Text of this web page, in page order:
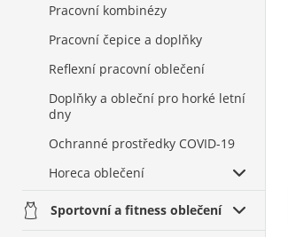
Pracovní kombinézy
Pracovní čepice a doplňky
Reflexní pracovní oblečení
Doplňky a obleční pro horké letní
dny
Ochranné prostředky COVID-19
Horeca oblečení
Sportovní a fitness oblečení